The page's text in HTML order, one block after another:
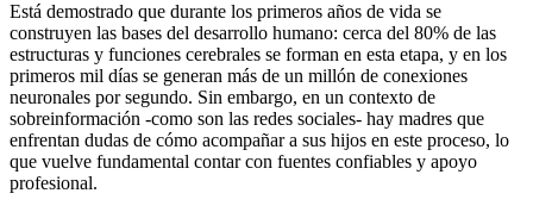
Está demostrado que durante los primeros años de vida se
construyen las bases del desarrollo humano: cerca del 80% de las
estructuras y funciones cerebrales se forman en esta etapa, y en los
primeros mil días se generan más de un millón de conexiones
neuronales por segundo. Sin embargo, en un contexto de
sobreinformación -como son las redes sociales- hay madres que
enfrentan dudas de cómo acompañar a sus hijos en este proceso, lo
que vuelve fundamental contar con fuentes confiables y apoyo
profesional.